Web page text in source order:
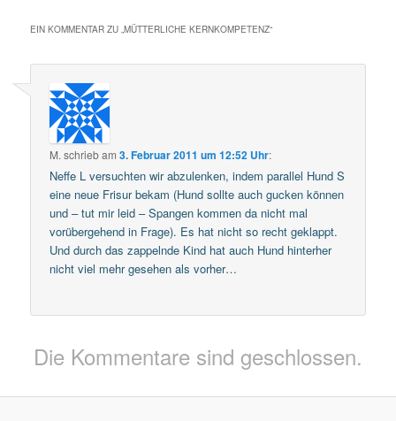
EIN KOMMENTAR ZU „MÜTTERLICHE KERNKOMPETENZ“
M. schriebam3. Februar 2011 um 12:52 Uhr:
Neffe L versuchten wir abzulenken, indem parallel Hund S
eine neue Frisur bekam (Hund sollte auch gucken können
und – tut mir leid – Spangen kommen da nicht mal
vorübergehend in Frage). Es hat nicht so recht geklappt.
Und durch das zappelnde Kind hat auch Hund hinterher
nicht viel mehr gesehen als vorher…
Die Kommentare sind geschlossen.